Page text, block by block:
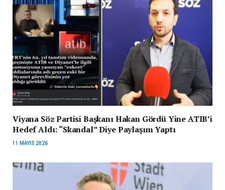
Viyana Söz Partisi Başkanı Hakan Gördü Yine ATIB’i
Hedef Aldı: “Skandal” Diye Paylaşım Yaptı
11 MAYIS 2026